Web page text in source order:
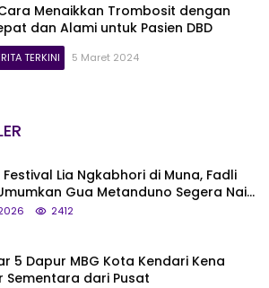
Menaikkan Trombosit dengan
dan Alami untuk Pasien DBD
TERKINI 5 Maret 2024
Festival Lia Ngkabhori di Muna, Fadli
Gua Metanduno Segera Naik
Jadi Cagar Budaya Nasional
2412
5 Dapur MBG Kota Kendari Kena
Sementara dari Pusat